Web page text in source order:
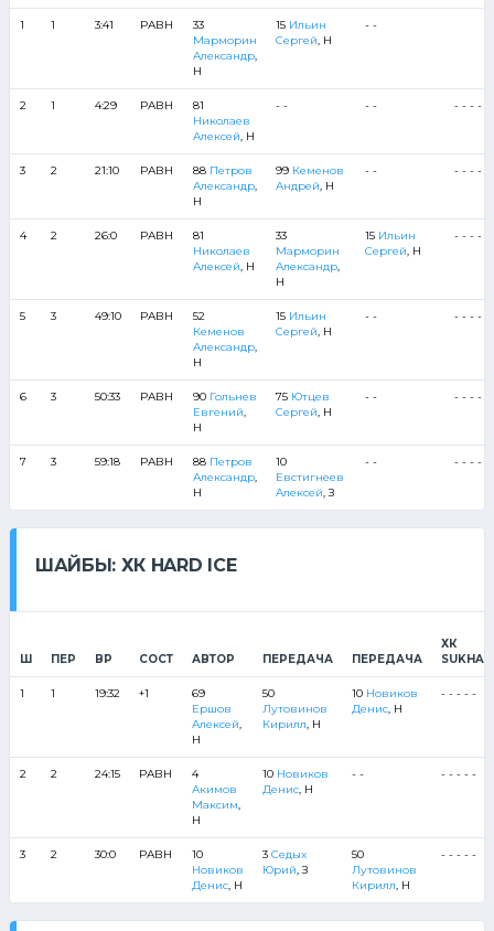
1 1 3:41 РАВН
33
Марморин
Александр,
Н
15 Ильин
Сергей, Н
- -
2 1 4:29 РАВН
81
Николаев
Алексей, Н
- - - - - - - - -
3 2 21:10 РАВН 88 Петров
Александр,
Н
99 Кеменов
Андрей, Н
- - - - - - -
4 2 26:0 РАВН
81
Николаев
Алексей, Н
33
Марморин
Александр,
Н
15 Ильин
Сергей, Н
- - - - -
5 3 49:10 РАВН
52
Кеменов
Александр,
Н
15 Ильин
Сергей, Н
- - - - - - -
6 3 50:33 РАВН 90 Гольнев
Евгений,
Н
75 Ютцев
Сергей, Н
- - - - - - -
7 3 59:18 РАВН 88 Петров
Александр,
Н
10
Евстигнеев
Алексей, З
- - - - - - -
ШАЙБЫ: ХК HARD ICE
Ш ПЕР ВР СОСТ АВТОР ПЕРЕДАЧА ПЕРЕДАЧА
ХК
1 1 19:32 +1
69
Ершов
Алексей,
Н
50
Лутовинов
Кирилл, Н
10 Новиков
Денис, Н
- - - - -
2 2 24:15 РАВН
4
Акимов
Максим,
Н
10 Новиков
Денис, Н
- - - - - - -
3 2 30:0 РАВН
10
Новиков
Денис, Н
3 Седых
Юрий, З
50
Лутовинов
Кирилл, Н
- - - - -